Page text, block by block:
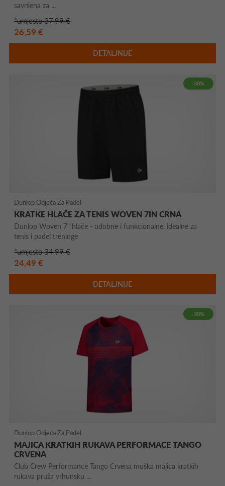
savršena za ...
*umjesto 37,99 €
26,59 €
DETALJNIJE
-30%
Dunlop Odjeća Za Padel
KRATKE HLAČE ZA TENIS WOVEN 7IN CRNA
Dunlop Woven 7" hlače - udobne i funkcionalne, idealne za
tenis i padel treninge
*umjesto 34,99 €
24,49 €
DETALJNIJE
-30%
Dunlop Odjeća Za Padel
MAJICA KRATKIH RUKAVA PERFORMACE TANGO
CRVENA
Club Crew Performance Tango Crvena muška majica kratkih
rukava pruža vrhunsku ...